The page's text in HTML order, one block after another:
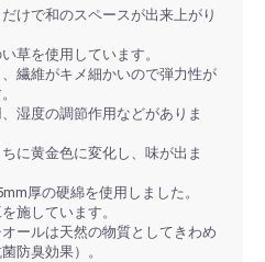
けで和のスペースが出来上がり
草を使用しています。
繊維がキメ細かいので弾力性が
湿度の調節作用などがありま
に黄金色に変化し、味が出ま
厚の硬綿を使用しました。
施しています。
ールは天然の物質としてきわめ
防臭効果）。